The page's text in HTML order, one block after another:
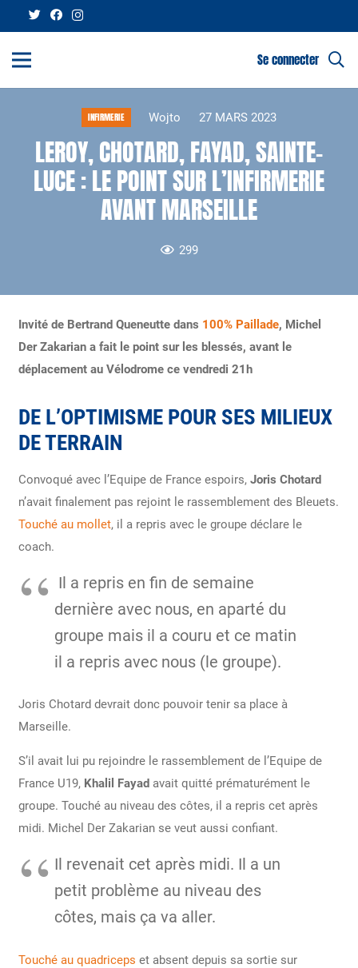
Se connecter
INFIRMERIE Wojto 27 MARS 2023
LEROY, CHOTARD, FAYAD, SAINTE-
LUCE : LE POINT SUR L’INFIRMERIE
AVANT MARSEILLE
299
Invité de Bertrand Queneutte dans 100% Paillade, Michel
Der Zakarian a fait le point sur les blessés, avant le
déplacement au Vélodrome ce vendredi 21h
DE L’OPTIMISME POUR SES MILIEUX
DE TERRAIN
Convoqué avec l’Equipe de France espoirs,Joris Chotard
n’avait finalement pas rejoint le rassemblement des Bleuets.
Touché au mollet, il a repris avec le groupe déclare le
coach.
Il a repris en fin de semaine
dernière avec nous, en aparté du
groupe mais il a couru et ce matin
il a repris avec nous (le groupe).
Joris Chotard devrait donc pouvoir tenir sa place à
Marseille.
S’il avait lui pu rejoindre le rassemblement de l’Equipe de
France U19, Khalil Fayad avait quitté prématurément le
groupe. Touché au niveau des côtes, il a repris cet après
midi. Michel Der Zakarian se veut aussi confiant.
Il revenait cet après midi. Il a un
petit problème au niveau des
côtes, mais ça va aller.
Touché au quadriceps et absent depuis sa sortie sur